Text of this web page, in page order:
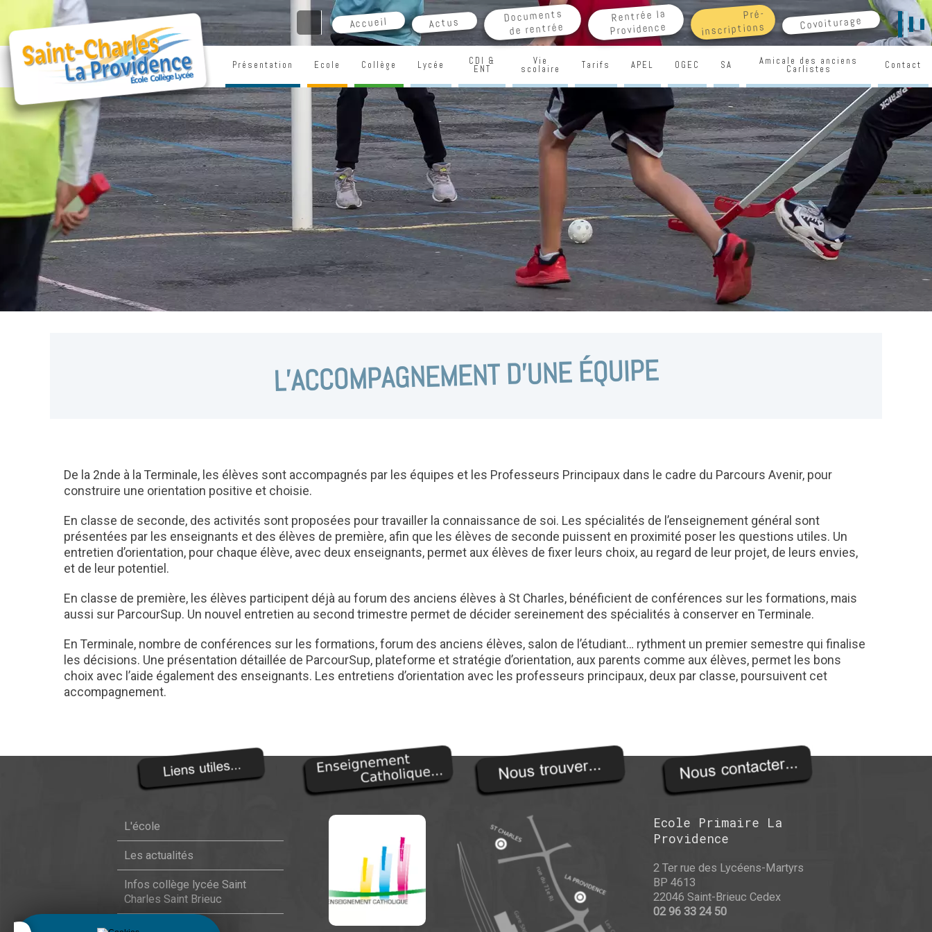
Présentation Ecole Collège Lycée CDI &
ENT
Vie
scolaire Tarifs APEL OGEC SA Amicale des anciens
Carlistes Contact
Accueil Actus Documents
de rentrée
Rentrée la
Providence
Pré-
inscriptions Covoiturage
L’ACCOMPAGNEMENT D’UNE ÉQUIPE
De la 2nde à la Terminale, les élèves sont accompagnés par les équipes et les Professeurs Principaux dans le cadre du Parcours Avenir, pour
construire une orientation positive et choisie.
En classe de seconde, des activités sont proposées pour travailler la connaissance de soi. Les spécialités de l’enseignement général sont
présentées par les enseignants et des élèves de première, afin que les élèves de seconde puissent en proximité poser les questions utiles. Un
entretien d’orientation, pour chaque élève, avec deux enseignants, permet aux élèves de fixer leurs choix, au regard de leur projet, de leurs envies,
et de leur potentiel.
En classe de première, les élèves participent déjà au forum des anciens élèves à St Charles, bénéficient de conférences sur les formations, mais
aussi sur ParcourSup. Un nouvel entretien au second trimestre permet de décider sereinement des spécialités à conserver en Terminale.
En Terminale, nombre de conférences sur les formations, forum des anciens élèves, salon de l’étudiant… rythment un premier semestre qui finalise
les décisions. Une présentation détaillée de ParcourSup, plateforme et stratégie d’orientation, aux parents comme aux élèves, permet les bons
choix avec l’aide également des enseignants. Les entretiens d’orientation avec les professeurs principaux, deux par classe, poursuivent cet
accompagnement.
L'école
Les actualités
Infos collège lycée Saint
Charles Saint Brieuc
Contact
Ecole Primaire La
Providence
2 Ter rue des Lycéens-Martyrs
BP 4613
22046 Saint-Brieuc Cedex
02 96 33 24 50